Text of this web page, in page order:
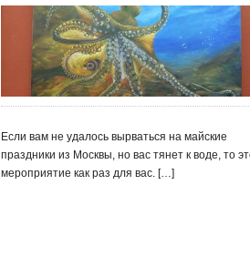
Если вам не удалось вырваться на майские
праздники из Москвы, но вас тянет к воде, то
мероприятие как раз для вас. […]